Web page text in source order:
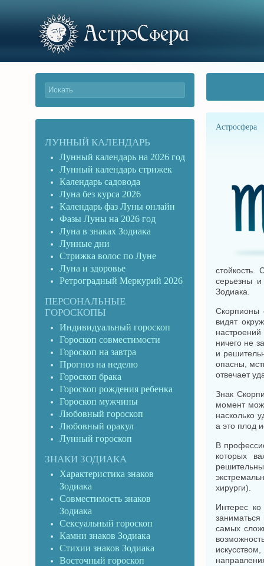
Астросфера
серьезны
Зодиака.
Скорпионы
видят
ничего не
и
опасны,
отвечает
Знак
момент
насколько
а это плод
В
которых
хирурги).
Интерес
заниматься
самых
ЛУННЫЙ КАЛЕНДАРЬ
Лунный календарь на 2026 год
Лунный календарь стрижек
Календарь садовода
Луна без курса 2026
Календарь фаз Луны онлайн
Фазы Луны на 2026 год
Луна в знаках Зодиака
Лунные дни
Стрижка волос по Луне
Луна и здоровье
Ретроградный Меркурий 2026
ПЕРСОНАЛЬНЫЕ
ГОРОСКОПЫ
Индивидуальный гороскоп
Гороскоп совместимости
Гороскоп на завтра
Прогноз на неделю
Гороскоп брака
Гороскоп рождения ребенка
Гороскоп мужчины
Любовный гороскоп
Любовный оракул
Лунный гороскоп
ЗНАКИ ЗОДИАКА
Характеристика знаков
Зодиака
Совместимость знаков
Зодиака
Сексуальный гороскоп
Камни знаков Зодиака
Стихии знаков Зодиака
Восточный гороскоп